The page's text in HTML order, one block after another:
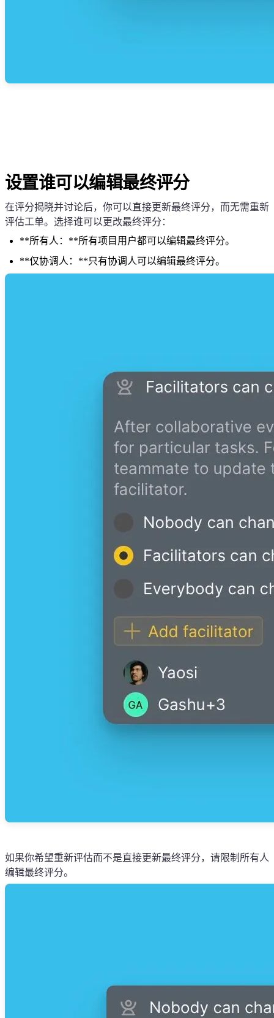
设置谁可以编辑最终评分
在评分揭晓并讨论后，你可以直接更新最终评分，而无需重新
评估工单。选择谁可以更改最终评分：
**所有人：**所有项目用户都可以编辑最终评分。
**仅协调人：**只有协调人可以编辑最终评分。
如果你希望重新评估而不是直接更新最终评分，请限制所有人
编辑最终评分。